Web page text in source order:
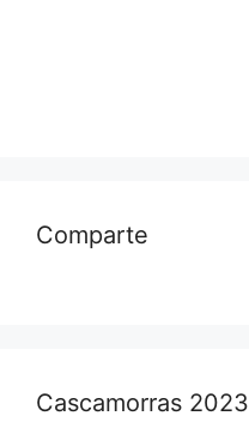
Comparte
Cascamorras 2023